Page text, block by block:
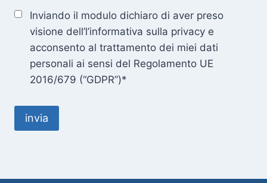
Inviando il modulo dichiaro di aver preso
visione dell’l’informativa sulla privacy e
acconsento al trattamento dei miei dati
personali ai sensi del Regolamento UE
2016/679 (“GDPR”)*